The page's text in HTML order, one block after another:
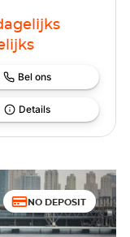
Bel ons
Details
NO DEPOSIT